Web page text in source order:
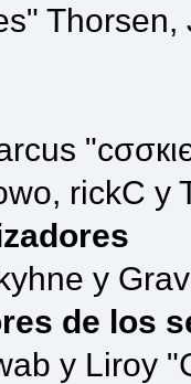
rickC y
y
de los
y Liroy